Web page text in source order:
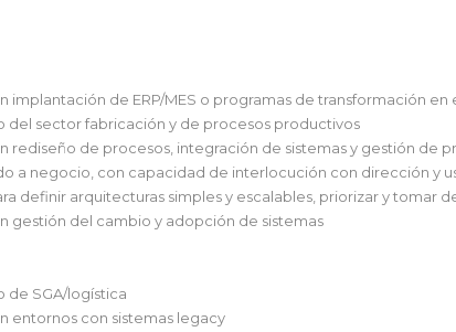
implantación de ERP/MES o programas de transformación en
del sector fabricación y de procesos productivos
rediseño de procesos, integración de sistemas y gestión de
a negocio, con capacidad de interlocución con dirección y
definir arquitecturas simples y escalables, priorizar y tomar
gestión del cambio y adopción de sistemas
de SGA/logística
entornos con sistemas legacy